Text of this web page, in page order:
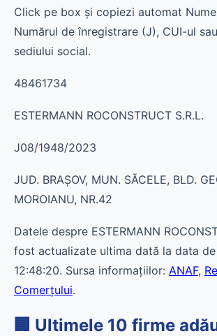
Click pe box și copiezi automat
Numărul de înregistrare (J), CUI-ul
sediului social.
48461734
ESTERMANN ROCONSTRUCT S.R.L.
J08/1948/2023
JUD. BRAŞOV, MUN. SĂCELE, BLD.
MOROIANU, NR.42
Datele despre ESTERMANN
fost actualizate ultima dată la data
12:48:20. Sursa informațiilor: ANAF,
Comerțului.
🏢 Ultimele 10 firme